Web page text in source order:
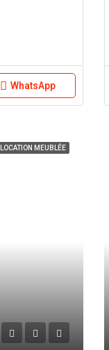
WhatsApp
LOCATION MEUBLÉE